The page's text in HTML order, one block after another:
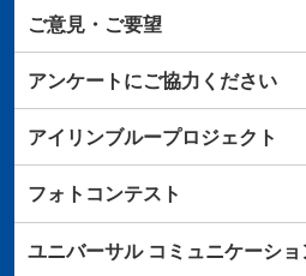
ご意見・ご要望
アンケートにご協力ください
アイリンブループロジェクト
フォトコンテスト
ユニバーサルコミュニケーショ